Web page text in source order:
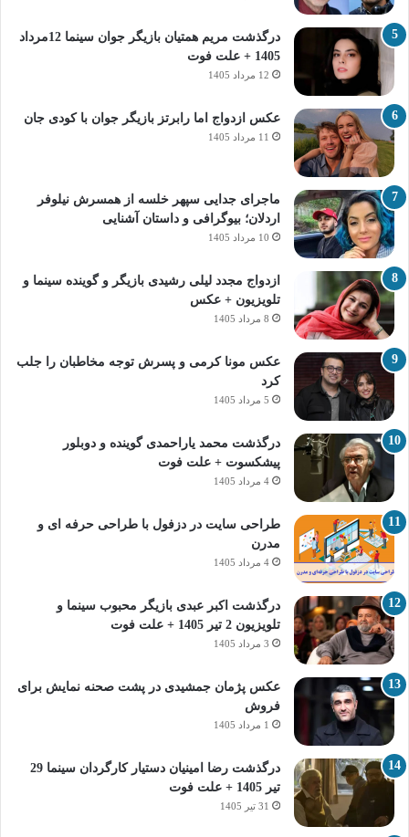
درگذشت مریم همتیان بازیگر جوان سینما 12مرداد
1405 + علت فوت
12 مرداد 1405
عکس ازدواج اما رابرتز بازیگر جوان با کودی جان
11 مرداد 1405
ماجرای جدایی سپهر خلسه از همسرش نیلوفر
اردلان؛ بیوگرافی و داستان آشنایی
10 مرداد 1405
ازدواج مجدد لیلی رشیدی بازیگر و گوینده سینما و
تلویزیون + عکس
8 مرداد 1405
عکس مونا کرمی و پسرش توجه مخاطبان را جلب
کرد
5 مرداد 1405
درگذشت محمد یاراحمدی گوینده و دوبلور
پیشکسوت + علت فوت
4 مرداد 1405
طراحی سایت در دزفول با طراحی حرفه‌ ای و
مدرن
4 مرداد 1405
درگذشت اکبر عبدی بازیگر محبوب سینما و
تلویزیون 2 تیر 1405 + علت فوت
3 مرداد 1405
عکس پژمان جمشیدی در پشت صحنه نمایش برای
فروش
1 مرداد 1405
درگذشت رضا امینیان دستیار کارگردان سینما 29
تیر 1405 + علت فوت
31 تیر 1405